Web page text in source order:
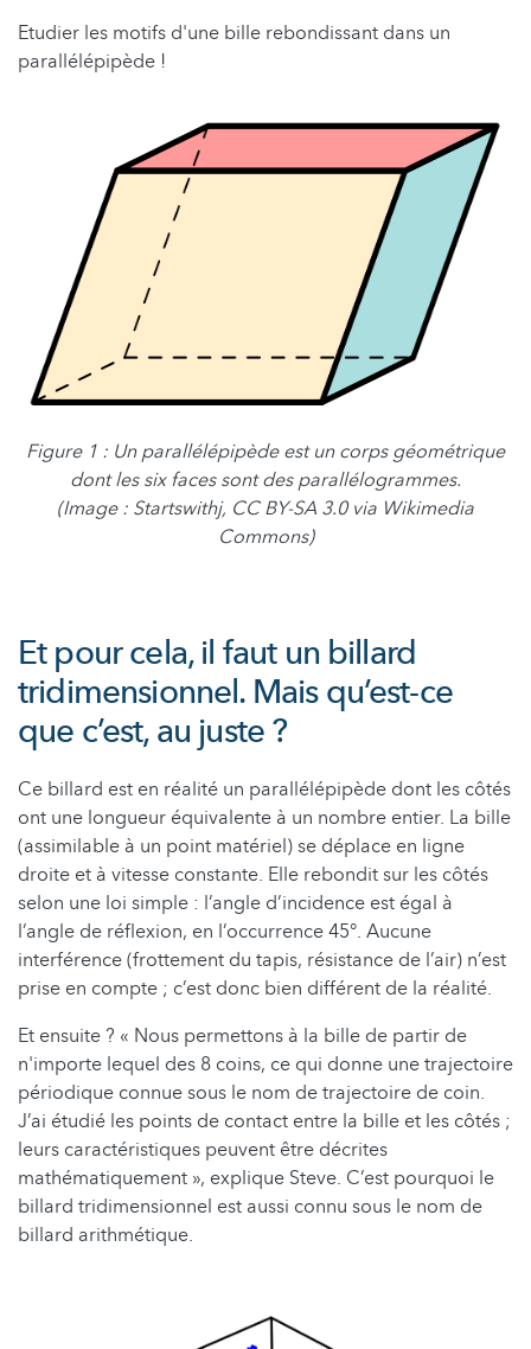
Etudier les motifs d'une bille rebondissant dans un
parallélépipède !
Figure 1 : Un parallélépipède est un corps géométrique
dont les six faces sont des parallélogrammes.
(Image : Startswithj, CC BY-SA 3.0 via Wikimedia
Commons)
Et pour cela, il faut un billard
tridimensionnel. Mais qu’est-ce
que c’est, au juste ?
Ce billard est en réalité un parallélépipède dont les côtés
ont une longueur équivalente à un nombre entier. La bille
(assimilable à un point matériel) se déplace en ligne
droite et à vitesse constante. Elle rebondit sur les côtés
selon une loi simple : l’angle d’incidence est égal à
l’angle de réflexion, en l’occurrence 45°. Aucune
interférence (frottement du tapis, résistance de l’air) n’est
prise en compte ; c’est donc bien différent de la réalité.
Et ensuite ? « Nous permettons à la bille de partir de
n'importe lequel des 8 coins, ce qui donne une trajectoire
périodique connue sous le nom de trajectoire de coin.
J’ai étudié les points de contact entre la bille et les côtés ;
leurs caractéristiques peuvent être décrites
mathématiquement », explique Steve. C’est pourquoi le
billard tridimensionnel est aussi connu sous le nom de
billard arithmétique.